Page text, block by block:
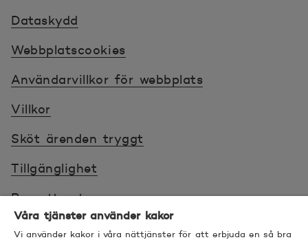
Dataskydd
Webbplatscookies
Användarvillkor för webbplats
Villkor
Sköt ärenden tryggt
Tillgänglighet
Bra att veta
© 2026 POP Pankki, Hevosenkenkä 3, 02600
Våra tjänster använder kakor
Vi använder kakor i våra nättjänster för att erbjuda en så bra